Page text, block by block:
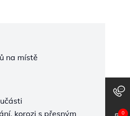
0
na místě
korozi s přesným